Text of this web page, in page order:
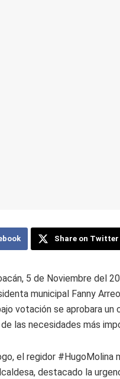
Share on Twitter
5 de Noviembre del
municipal Fanny
votación se aprobara
las necesidades más
el regidor #HugoMolina
destacado la